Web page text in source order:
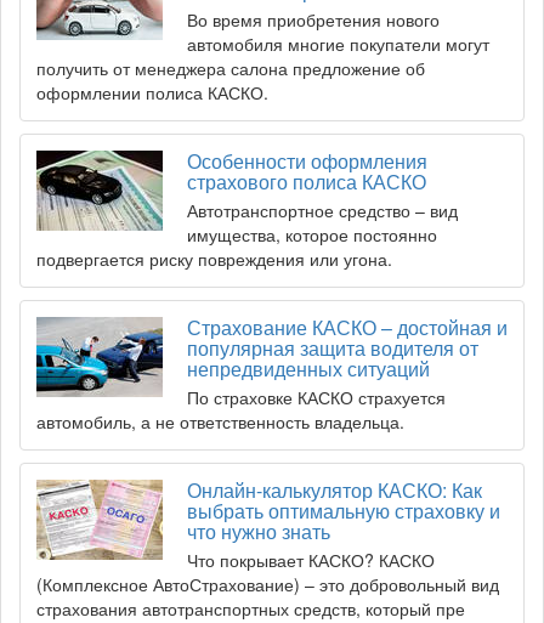
Во время приобретения нового
автомобиля многие покупатели могут
получить от менеджера салона предложение об
оформлении полиса КАСКО.
Особенности оформления
страхового полиса КАСКО
Автотранспортное средство – вид
имущества, которое постоянно
подвергается риску повреждения или угона.
Страхование КАСКО – достойная и
популярная защита водителя от
непредвиденных ситуаций
По страховке КАСКО страхуется
автомобиль, а не ответственность владельца.
Онлайн-калькулятор КАСКО: Как
выбрать оптимальную страховку и
что нужно знать
Что покрывает КАСКО? КАСКО
(Комплексное АвтоСтрахование) – это добровольный вид
страхования автотранспортных средств, который пре